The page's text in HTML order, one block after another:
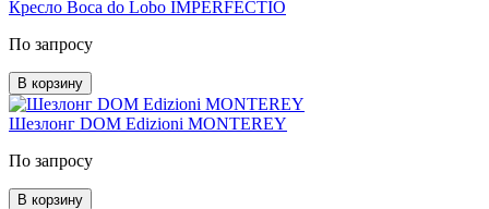
Кресло Boca do Lobo IMPERFECTIO
По запросу
В корзину
Шезлонг DOM Edizioni MONTEREY
По запросу
В корзину